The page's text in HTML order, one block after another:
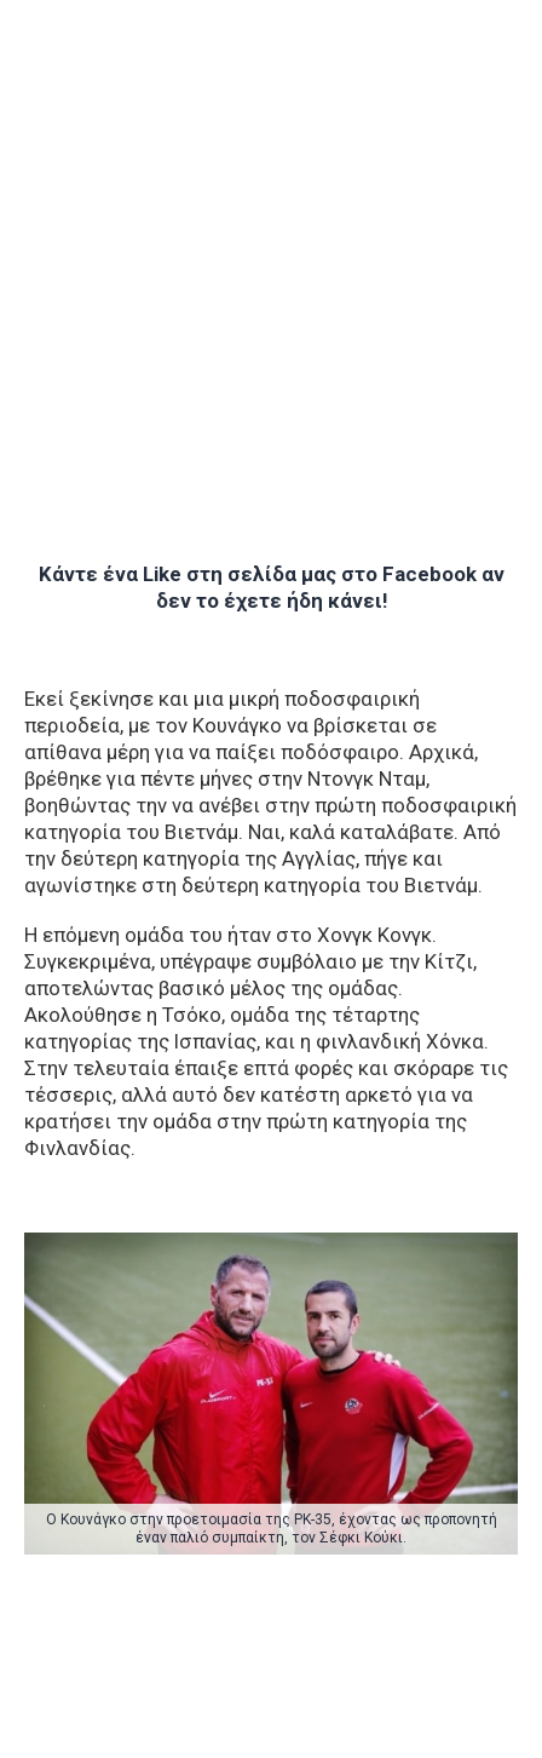
Κάντε ένα Like στη σελίδα μας στο Facebook αν
δεν το έχετε ήδη κάνει!
Εκεί ξεκίνησε και μια μικρή ποδοσφαιρική
περιοδεία, με τον Κουνάγκο να βρίσκεται σε
απίθανα μέρη για να παίξει ποδόσφαιρο. Αρχικά,
βρέθηκε για πέντε μήνες στην Ντονγκ Νταμ,
βοηθώντας την να ανέβει στην πρώτη ποδοσφαιρική
κατηγορία του Βιετνάμ. Ναι, καλά καταλάβατε. Από
την δεύτερη κατηγορία της Αγγλίας, πήγε και
αγωνίστηκε στη δεύτερη κατηγορία του Βιετνάμ.
Η επόμενη ομάδα του ήταν στο Χονγκ Κονγκ.
Συγκεκριμένα, υπέγραψε συμβόλαιο με την Κίτζι,
αποτελώντας βασικό μέλος της ομάδας.
Ακολούθησε η Τσόκο, ομάδα της τέταρτης
κατηγορίας της Ισπανίας, και η φινλανδική Χόνκα.
Στην τελευταία έπαιξε επτά φορές και σκόραρε τις
τέσσερις, αλλά αυτό δεν κατέστη αρκετό για να
κρατήσει την ομάδα στην πρώτη κατηγορία της
Φινλανδίας.
Ο Κουνάγκο στην προετοιμασία της PK-35, έχοντας ως προπονητή
έναν παλιό συμπαίκτη, τον Σέφκι Κούκι.